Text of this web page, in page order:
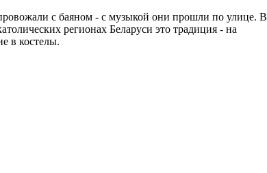
с баяном - с музыкой они прошли по улице. В
регионах Беларуси это традиция - на
в костелы.